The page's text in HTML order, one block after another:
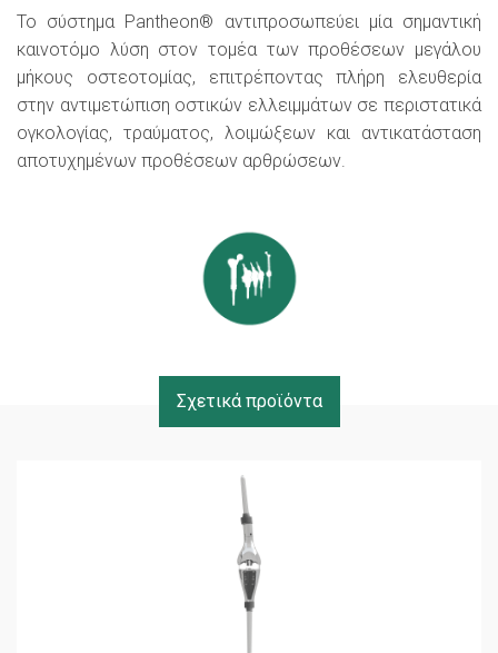
Το σύστημα Pantheon® αντιπροσωπεύει μία σημαντική
καινοτόμο λύση στον τομέα των προθέσεων μεγάλου
μήκους οστεοτομίας, επιτρέποντας πλήρη ελευθερία
στην αντιμετώπιση οστικών ελλειμμάτων σε περιστατικά
ογκολογίας, τραύματος, λοιμώξεων και αντικατάσταση
αποτυχημένων προθέσεων αρθρώσεων.
Σχετικά προϊόντα